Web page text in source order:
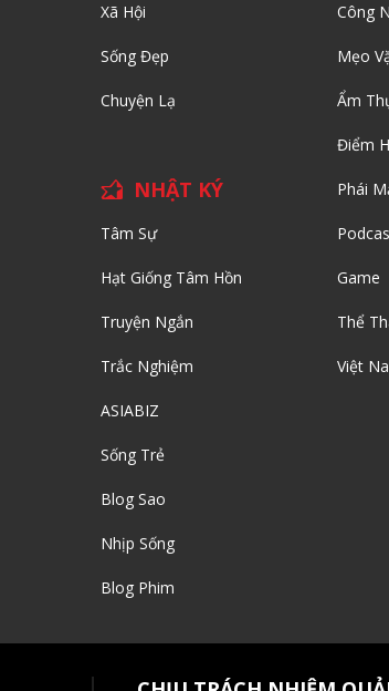
Xã Hội
Sống Đẹp
Chuyện Lạ
NHẬT KÝ
Tâm Sự
Hạt Giống Tâm Hồn
Truyện Ngắn
Trắc Nghiệm
ASIABIZ
Sống Trẻ
Blog Sao
Nhịp Sống
Blog Phim
Công
Mẹo
Ẩm
Điểm
Phái
Game
Thể
Việt